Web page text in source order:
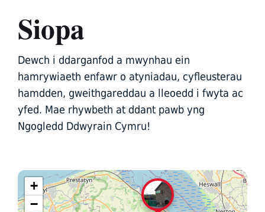
Siopa
Dewch i ddarganfod a mwynhau ein
hamrywiaeth enfawr o atyniadau, cyfleusterau
hamdden, gweithgareddau a lleoedd i fwyta ac
yfed. Mae rhywbeth at ddant pawb yng
Ngogledd Ddwyrain Cymru!
+
−